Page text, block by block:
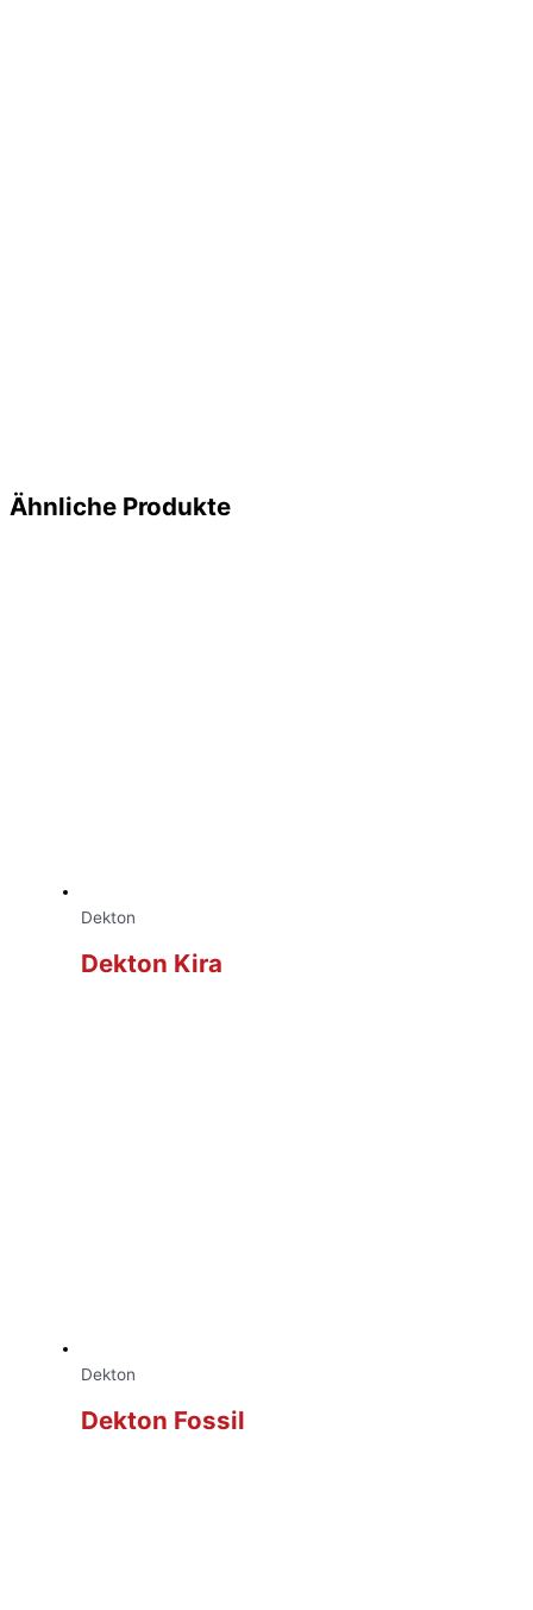
Ähnliche Produkte
Dekton
Dekton Kira
Dekton
Dekton Fossil